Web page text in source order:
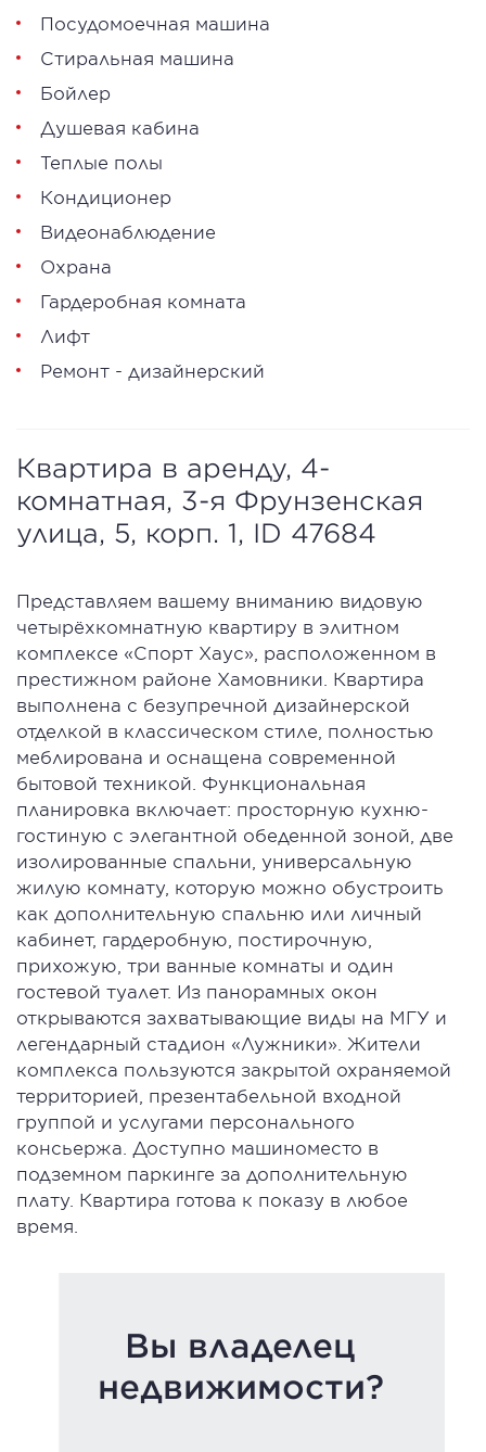
Посудомоечная машина
Стиральная машина
Бойлер
Душевая кабина
Теплые полы
Кондиционер
Видеонаблюдение
Охрана
Гардеробная комната
Лифт
Ремонт - дизайнерский
Квартира в аренду, 4-
комнатная, 3-я Фрунзенская
улица, 5, корп. 1, ID 47684
Представляем вашему вниманию видовую
четырёхкомнатную квартиру в элитном
комплексе «Спорт Хаус», расположенном в
престижном районе Хамовники. Квартира
выполнена с безупречной дизайнерской
отделкой в классическом стиле, полностью
меблирована и оснащена современной
бытовой техникой. Функциональная
планировка включает: просторную кухню-
гостиную с элегантной обеденной зоной, две
изолированные спальни, универсальную
жилую комнату, которую можно обустроить
как дополнительную спальню или личный
кабинет, гардеробную, постирочную,
прихожую, три ванные комнаты и один
гостевой туалет. Из панорамных окон
открываются захватывающие виды на МГУ и
легендарный стадион «Лужники». Жители
комплекса пользуются закрытой охраняемой
территорией, презентабельной входной
группой и услугами персонального
консьержа. Доступно машиноместо в
подземном паркинге за дополнительную
плату. Квартира готова к показу в любое
время.
Вы владелец
недвижимости?